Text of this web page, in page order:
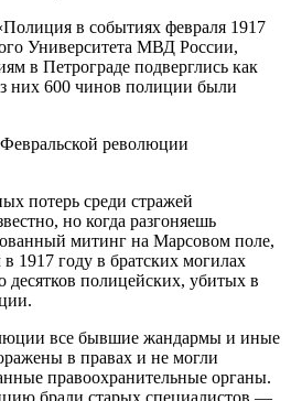
в событиях февраля 1917
Университета МВД России,
в Петрограде подверглись как
них 600 чинов полиции были
потерь среди стражей
но когда разгоняешь
митинг на Марсовом поле,
1917 году в братских могилах
десятков полицейских, убитых в
все бывшие жандармы и иные
в правах и не могли
правоохранительные органы.
брали старых специалистов —